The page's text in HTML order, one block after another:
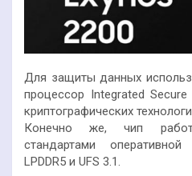
Для защиты данных
процессор Integrated
криптографических
Конечно же, чип
стандартами
LPDDR5 и UFS 3.1.